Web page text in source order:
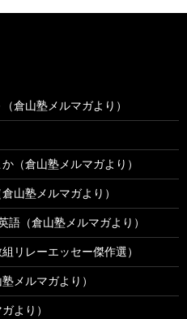
倉山塾メルマガより）
（倉山塾メルマガより）
山塾メルマガより）
（倉山塾メルマガより）
リレーエッセー傑作選）
メルマガより）
より）